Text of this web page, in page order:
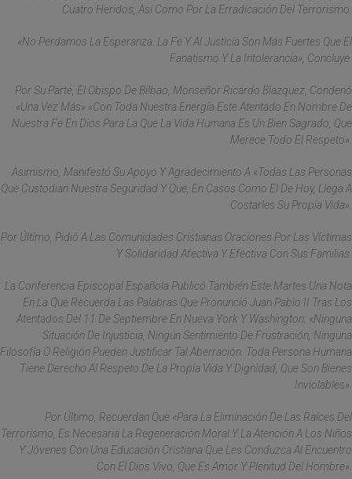
Cuatro Heridos, Así Como Por La Erradicación Del Terrorismo.
«No Perdamos La Esperanza. La Fe Y Al Justicia Son Más Fuertes Que El
Fanatismo Y La Intolerancia», Concluye.
Por Su Parte, El Obispo De Bilbao, Monseñor Ricardo Blazquez, Condenó
«una Vez Más» «con Toda Nuestra Energía Este Atentado En Nombre De
Nuestra Fe En Dios Para La Que La Vida Humana Es Un Bien Sagrado, Que
Merece Todo El Respeto».
Asimismo, Manifestó Su Apoyo Y Agradecimiento A «todas Las Personas
Que Custodian Nuestra Seguridad Y Que, En Casos Como El De Hoy, Llega A
Costarles Su Propia Vida».
Por Último, Pidió A Las Comunidades Cristianas Oraciones Por Las Víctimas
Y Solidaridad Afectiva Y Efectiva Con Sus Familias.
La Conferencia Episcopal Española Publicó También Este Martes Una Nota
En La Que Recuerda Las Palabras Que Pronunció Juan Pablo II Tras Los
Atentados Del 11 De Septiembre En Nueva York Y Washington: «ninguna
Situación De Injusticia, Ningún Sentimiento De Frustración, Ninguna
Filosofía O Religión Pueden Justificar Tal Aberración. Toda Persona Humana
Tiene Derecho Al Respeto De La Propia Vida Y Dignidad, Que Son Bienes
Inviolables».
Por Último, Recuerdan Que «para La Eliminación De Las Raíces Del
Terrorismo, Es Necesaria La Regeneración Moral Y La Atención A Los Niños
Y Jóvenes Con Una Educación Cristiana Que Les Conduzca Al Encuentro
Con El Dios Vivo, Que Es Amor Y Plenitud Del Hombre».